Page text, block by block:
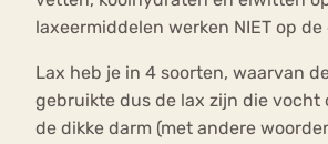
laxeermiddelen werken NIET op
Lax heb je in 4 soorten, waarvan
gebruikte dus de lax zijn die vocht
de dikke darm (met andere